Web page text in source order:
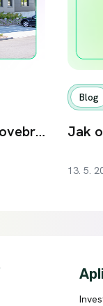
Od tradiční pečicí mísy k modernímu lovebrandu: Jak Remoska s pomocí investorů na Fingoodu upekla svůj další úspěch
Blog
13. 5.